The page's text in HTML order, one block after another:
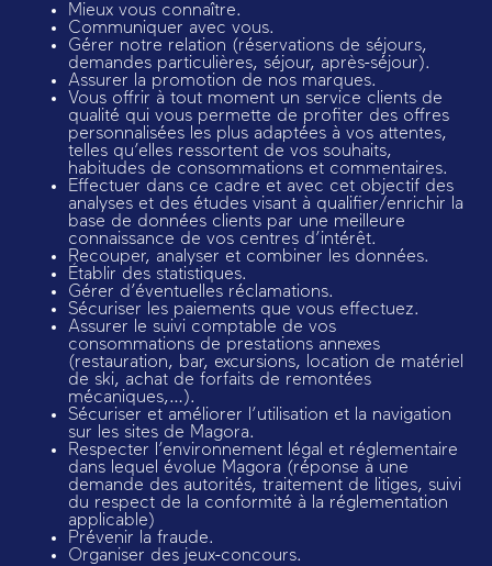
Mieux vous connaître.
Communiquer avec vous.
Gérer notre relation (réservations de séjours,
demandes particulières, séjour, après-séjour).
Assurer la promotion de nos marques.
Vous offrir à tout moment un service clients de
qualité qui vous permette de profiter des offres
personnalisées les plus adaptées à vos attentes,
telles qu’elles ressortent de vos souhaits,
habitudes de consommations et commentaires.
Effectuer dans ce cadre et avec cet objectif des
analyses et des études visant à qualifier/enrichir la
base de données clients par une meilleure
connaissance de vos centres d’intérêt.
Recouper, analyser et combiner les données.
Établir des statistiques.
Gérer d’éventuelles réclamations.
Sécuriser les paiements que vous effectuez.
Assurer le suivi comptable de vos
consommations de prestations annexes
(restauration, bar, excursions, location de matériel
de ski, achat de forfaits de remontées
mécaniques,…).
Sécuriser et améliorer l’utilisation et la navigation
sur les sites de Magora.
Respecter l’environnement légal et réglementaire
dans lequel évolue Magora (réponse à une
demande des autorités, traitement de litiges, suivi
du respect de la conformité à la réglementation
applicable)
Prévenir la fraude.
Organiser des jeux-concours.